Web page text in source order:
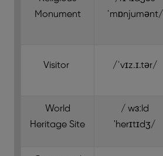
Monument
ˈmɒnjumənt/
Visitor /ˈvɪz.ɪ.tər/
World
Heritage Site
/ wɜːld
'herɪtɪdʒ/